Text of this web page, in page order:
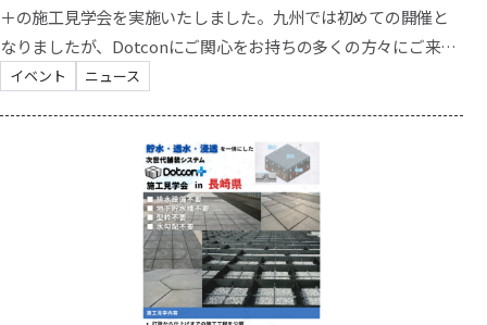
＋の施工見学会を実施いたしました。九州では初めての開催と
なりましたが、Dotconにご関心をお持ちの多くの方々にご来場
いただきました。 実際の施工様子や完成したDotconを見比べ、
は、長崎文化放送（ncc）様、建設新聞社様、長崎振興局様にも
お越しいただきました。 メディア関係者や行政の皆さまにもご
関心をお寄せいただ...
イベント ニュース